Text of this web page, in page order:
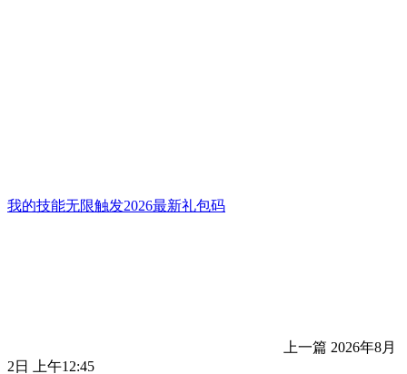
我的技能无限触发2026最新礼包码
上一篇 2026年8月
2日 上午12:45